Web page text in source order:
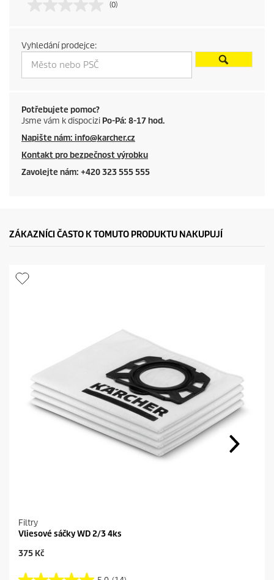
t
p
r
i
c
e
(0)
Vyhledání prodejce:
Potřebujete pomoc?
Jsme vám k dispocizi Po-Pá: 8-17 hod.
Napište nám: info@karcher.cz
Kontakt pro bezpečnost výrobku
Zavolejte nám: +420 323 555 555
ZÁKAZNÍCI ČASTO K TOMUTO PRODUKTU NAKUPUJÍ
Filtry
Vliesové sáčky WD 2/3 4ks
C
375 Kč